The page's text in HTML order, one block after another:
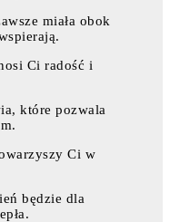
miała obok
Ci radość i
które pozwala
Ci w
będzie dla